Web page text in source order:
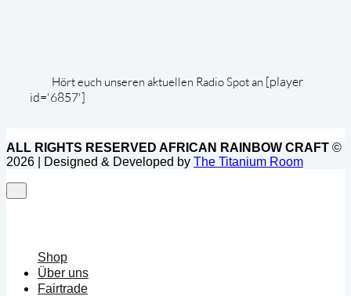
Hört euch unseren aktuellen Radio Spot an [player
id='6857']
ALL RIGHTS RESERVED AFRICAN RAINBOW CRAFT ©
2026 | Designed & Developed by The Titanium Room
Shop
Über uns
Fairtrade